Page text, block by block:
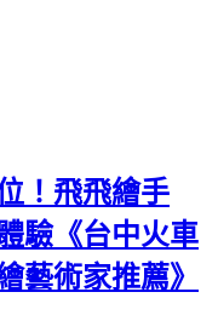
！飛飛繪手
驗《台中火車
藝術家推薦》